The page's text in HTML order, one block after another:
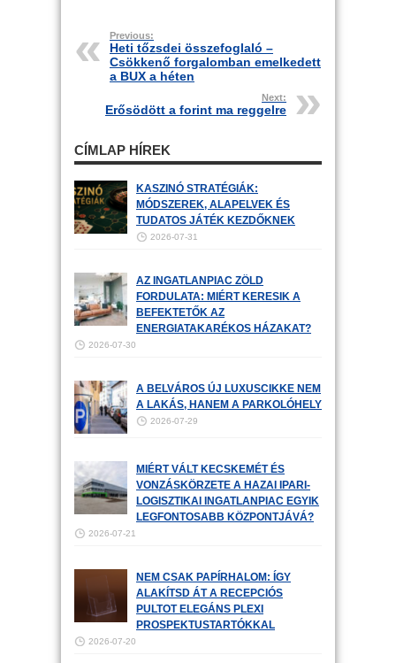
Previous:
Heti tőzsdei összefoglaló –
Csökkenő forgalomban emelkedett
a BUX a héten
Next:
Erősödött a forint ma reggelre
CÍMLAP HÍREK
KASZINÓ STRATÉGIÁK:
MÓDSZEREK, ALAPELVEK ÉS
TUDATOS JÁTÉK KEZDŐKNEK
2026-07-31
AZ INGATLANPIAC ZÖLD
FORDULATA: MIÉRT KERESIK A
BEFEKTETŐK AZ
ENERGIATAKARÉKOS HÁZAKAT?
2026-07-30
A BELVÁROS ÚJ LUXUSCIKKE NEM
A LAKÁS, HANEM A PARKOLÓHELY
2026-07-29
MIÉRT VÁLT KECSKEMÉT ÉS
VONZÁSKÖRZETE A HAZAI IPARI-
LOGISZTIKAI INGATLANPIAC EGYIK
LEGFONTOSABB KÖZPONTJÁVÁ?
2026-07-21
NEM CSAK PAPÍRHALOM: ÍGY
ALAKÍTSD ÁT A RECEPCIÓS
PULTOT ELEGÁNS PLEXI
PROSPEKTUSTARTÓKKAL
2026-07-20